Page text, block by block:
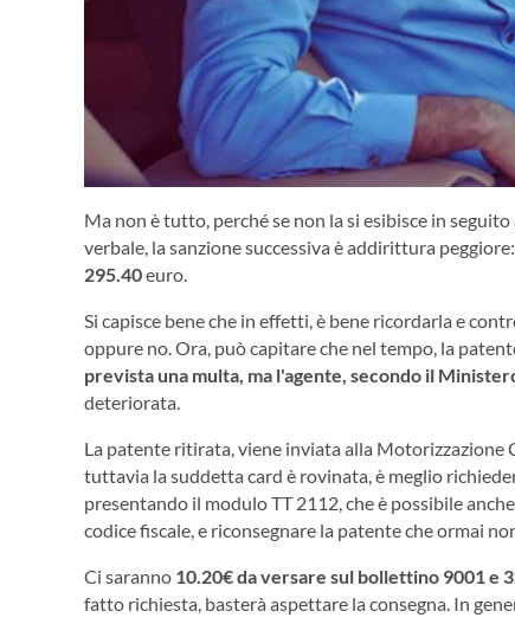
Ma non è tutto, perché se non la si esibisce in
verbale, la sanzione successiva è addirittura peggiore:
295.40euro.
Si capisce bene che in effetti, è bene ricordarla e
oppure no. Ora, può capitare che nel tempo, la
prevista una multa, ma l'agente, secondo il
deteriorata.
La patente ritirata, viene inviata alla Motorizzazione
tuttavia la suddetta card è rovinata, è meglio
presentando il modulo TT 2112, che è possibile
codice fiscale, e riconsegnare la patente che ormai
Ci saranno 10.20€ da versare sul bollettino 9001 e
fatto richiesta, basterà aspettare la consegna. In